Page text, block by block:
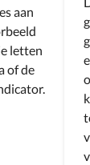
aan
letten
of de